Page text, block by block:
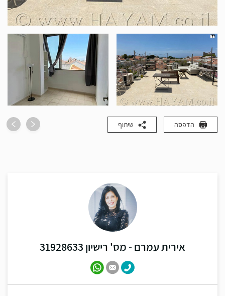
הדפסה שיתוף
אירית עמרם - מס' רישיון 31928633